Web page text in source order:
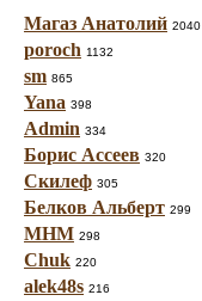
Магаз Анатолий 2040
poroch 1132
sm 865
Yana 398
Admin 334
Борис Ассеев 320
Скилеф 305
Белков Альберт 299
МНМ 298
Chuk 220
alek48s 216